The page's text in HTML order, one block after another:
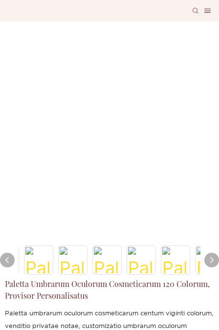
Paletta Umbrarum Oculorum Cosmeticarum 120 Colorum,
Provisor Personalisatus
Paletta umbrarum oculorum cosmeticarum centum viginti colorum,
venditio privatae notae, customizatio umbrarum oculorum